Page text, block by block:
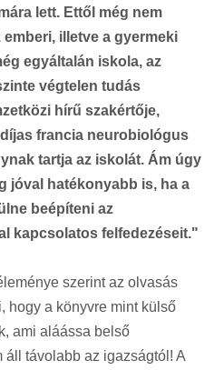
lett. Ettől még nem
illetve a gyermeki
egyáltalán iskola, az
végtelen tudás
hírű szakértője,
francia neurobiológus
tartja az iskolát. Ám úgy
jóval hatékonyabb is, ha a
beépíteni az
kapcsolatos felfedezéseit."
szerint az olvasás
hogy a könyvre mint külső
ami aláássa belső
áll távolabb az igazságtól! A